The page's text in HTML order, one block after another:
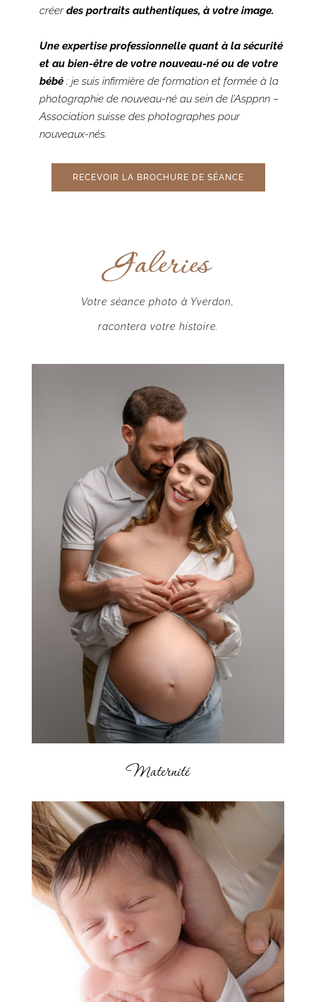
créerdes portraits authentiques, à votre image.
Une expertise professionnelle quant à la sécurité
et au bien-être de votre nouveau-né ou de votre
bébé : je suis infirmière de formation et formée à la
photographie de nouveau-né au sein de l’Asppnn –
Association suisse des photographes pour
nouveaux-nés.
RECEVOIR LA BROCHURE DE SÉANCE
Galeries
Votre séance photo à Yverdon,
racontera votre histoire.
Maternité